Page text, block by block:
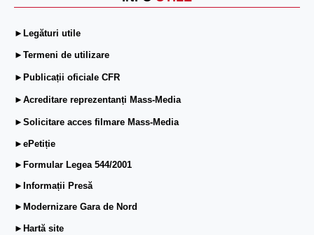
►Legături utile
►Termeni de utilizare
►Publicații oficiale CFR
►Acreditare reprezentanți Mass-Media
►Solicitare acces filmare Mass-Media
►ePetiție
►Formular Legea 544/2001
►Informații Presă
►Modernizare Gara de Nord
►Hartă site